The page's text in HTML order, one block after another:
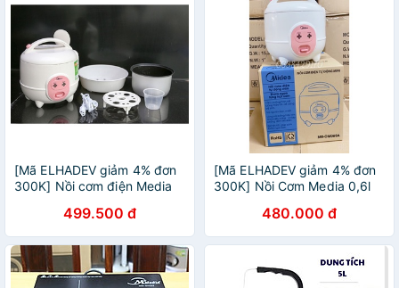
[Mã ELHADEV giảm 4% đơn
300K] Nồi cơm điện Media
499.500 đ
[Mã ELHADEV giảm 4% đơn
300K] Nồi Cơm Media 0,6l
Hãng 1 Năm )480.000 đ